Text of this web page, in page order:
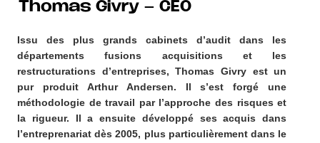
Thomas Givry – CEO
Issu des plus grands cabinets d’audit dans les
départements fusions acquisitions et les
restructurations d’entreprises, Thomas Givry est un
pur produit Arthur Andersen. Il s’est forgé une
méthodologie de travail par l’approche des risques et
la rigueur. Il a ensuite développé ses acquis dans
l’entreprenariat dès 2005, plus particulièrement dans le